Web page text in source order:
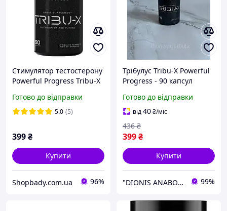
Стимулятор тестостерону
Powerful Progress Tribu-X
Готово до відправки
5.0 (5)
399₴
Купити
Shopbady.com.ua 96%
Трібулус Tribu-X Powerful
Progress - 90 капсул
Готово до відправки
від40₴/міс
399₴
436 ₴
Купити
"DIONIS ANABOLA" 99%